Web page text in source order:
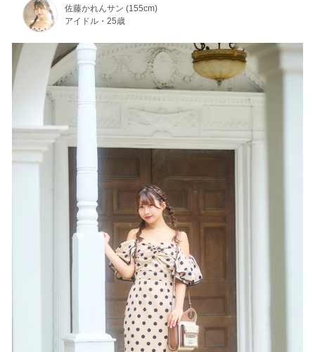
佐藤かれんサン (155cm)
アイドル・25歳